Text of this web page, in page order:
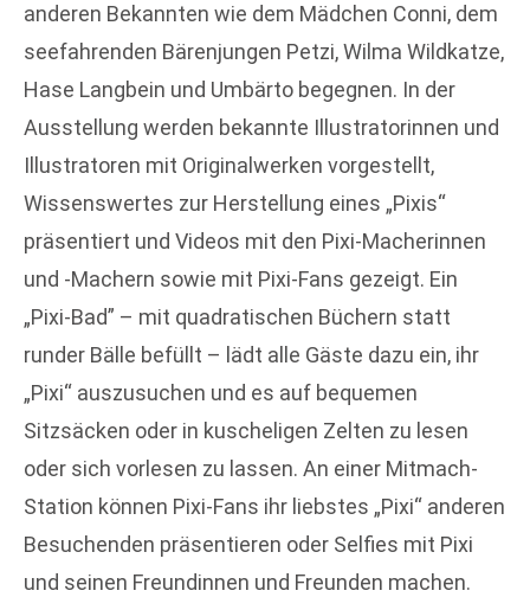
anderen Bekannten wie dem Mädchen Conni, dem
seefahrenden Bärenjungen Petzi, Wilma Wildkatze,
Hase Langbein und Umbärto begegnen. In der
Ausstellung werden bekannte Illustratorinnen und
Illustratoren mit Originalwerken vorgestellt,
Wissenswertes zur Herstellung eines „Pixis“
präsentiert und Videos mit den Pixi-Macherinnen
und -Machern sowie mit Pixi-Fans gezeigt. Ein
„Pixi-Bad” – mit quadratischen Büchern statt
runder Bälle befüllt – lädt alle Gäste dazu ein, ihr
„Pixi“ auszusuchen und es auf bequemen
Sitzsäcken oder in kuscheligen Zelten zu lesen
oder sich vorlesen zu lassen. An einer Mitmach-
Station können Pixi-Fans ihr liebstes „Pixi“ anderen
Besuchenden präsentieren oder Selfies mit Pixi
und seinen Freundinnen und Freunden machen.